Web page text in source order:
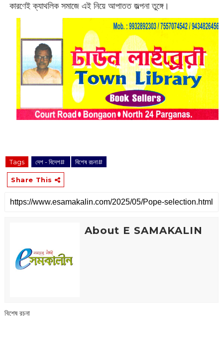
কারণেই ক্যাথলিক সমাজে এই নিয়ে আপাতত জল্পনা তুঙ্গে।‌
Tags দেশ - বিদেশ# বিশেষ রচনা#
Share This
About E SAMAKALIN
বিশেষ রচনা